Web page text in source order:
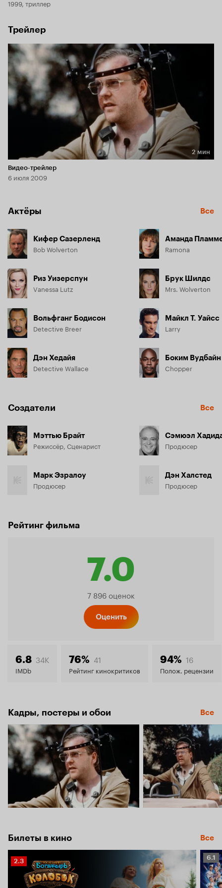
трюкачки
1999, триллер
Трейлер
Длительность 2 мин
2 мин
Видео-трейлер
6 июля 2009
Актёры Все
Кифер Сазерленд
Bob Wolverton
Риз Уизерспун
Vanessa Lutz
Вольфганг Бодисон
Detective Breer
Дэн Хедайя
Detective Wallace
Аманда
Ramona
Брук Шилдс
Mrs. Wolverton
Майкл Т. Уайсс
Larry
Боким Вудбайн
Chopper
Создатели Все
Мэттью Брайт
Режиссёр, Сценарист
Марк Эзралоу
Продюсер
Сэмюэл
Продюсер
Дэн Халстед
Продюсер
Рейтинг фильма
7.0
Рейтинг
7.0
7 896 оценок
Оценить
6.8 34K
IMDb
76% 41
Рейтинг кинокритиков
94% 16
Полож. рецензии
Кадры, постеры и обои Все
Билеты в кино Все
Рейтинг
Кинопоиска
2.3
6.1
6.1